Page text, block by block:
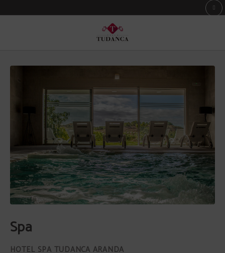
Spa de l´Hôtel Hotel Spa Tudanca Aranda à Aranda de Duero. Site Web
Spa